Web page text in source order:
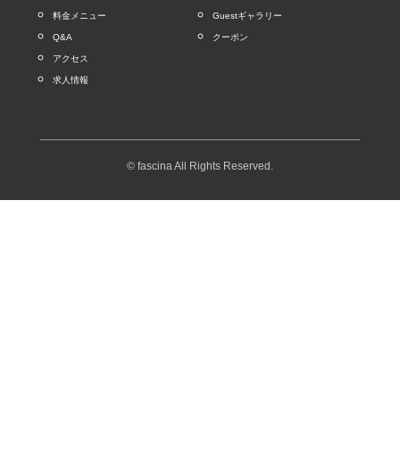
料金メニュー
Q&A
アクセス
求人情報
Guestギャラリー
クーポン
© fascina All Rights Reserved.